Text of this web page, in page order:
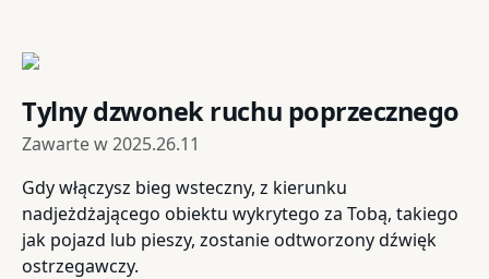
Tylny dzwonek ruchu poprzecznego
Zawarte w2025.26.11
Gdy włączysz bieg wsteczny, z kierunku
nadjeżdżającego obiektu wykrytego za Tobą, takiego
jak pojazd lub pieszy, zostanie odtworzony dźwięk
ostrzegawczy.